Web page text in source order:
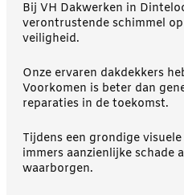
Bij VH Dakwerken in
verontrustende schimmel
veiligheid.
Onze ervaren dakdekkers
Voorkomen is beter dan
reparaties in de toekomst.
Tijdens een grondige
immers aanzienlijke schade
waarborgen.